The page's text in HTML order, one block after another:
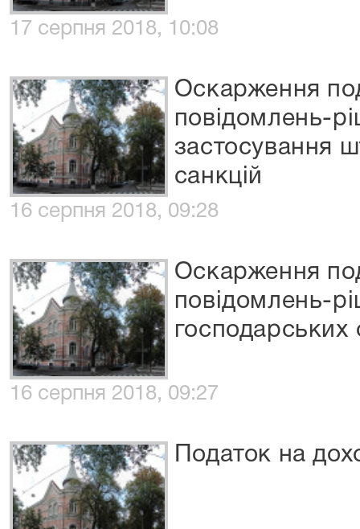
17 серпня 2018, 10:08
Оскарження
повідомлень-
застосування
санкцій
16 серпня 2018, 09:28
Оскарження
повідомлень-
господарських
16 серпня 2018, 09:27
Податок на